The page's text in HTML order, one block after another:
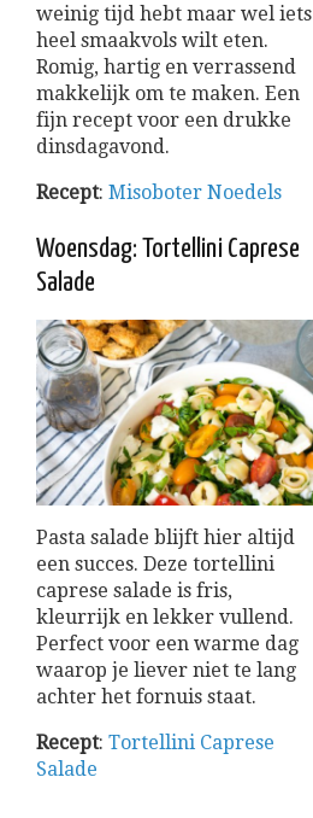
weinig tijd hebt maar wel iets
heel smaakvols wilt eten.
Romig, hartig en verrassend
makkelijk om te maken. Een
fijn recept voor een drukke
dinsdagavond.
Recept: Misoboter Noedels
Woensdag: Tortellini Caprese
Salade
Pasta salade blijft hier altijd
een succes. Deze tortellini
caprese salade is fris,
kleurrijk en lekker vullend.
Perfect voor een warme dag
waarop je liever niet te lang
achter het fornuis staat.
Recept: Tortellini Caprese
Salade